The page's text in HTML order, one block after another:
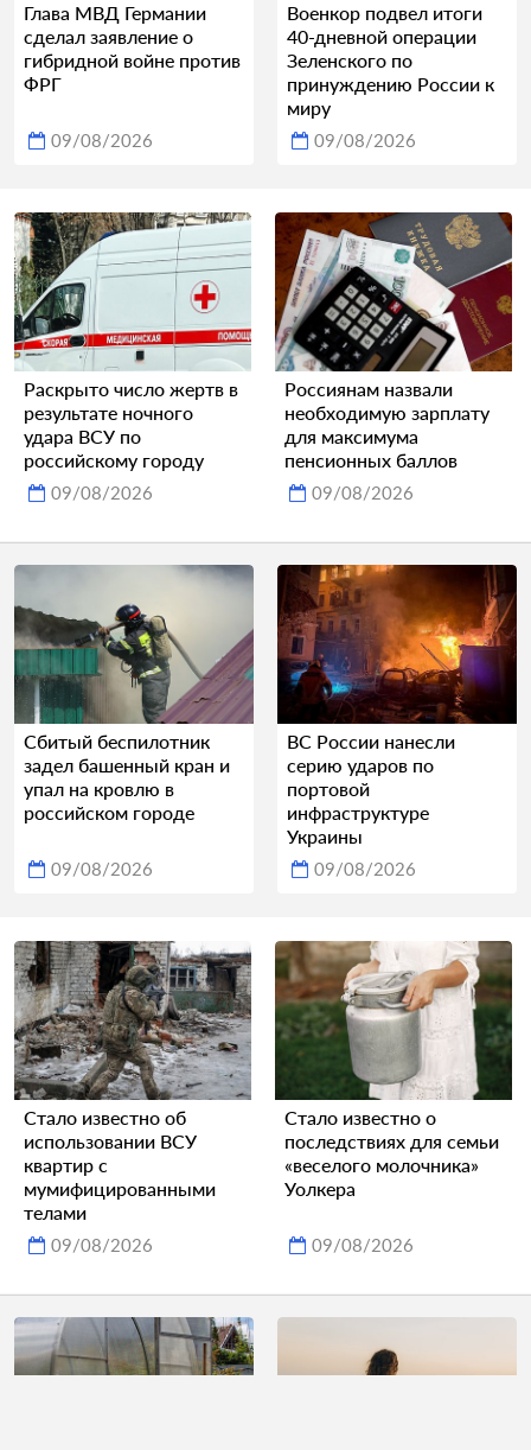
Глава МВД Германии
сделал заявление о
гибридной войне против
ФРГ
09/08/2026
Военкор подвел итоги
40-дневной операции
Зеленского по
принуждению России к
миру
09/08/2026
Раскрыто число жертв в
результате ночного
удара ВСУ по
российскому городу
09/08/2026
Россиянам назвали
необходимую зарплату
для максимума
пенсионных баллов
09/08/2026
Сбитый беспилотник
задел башенный кран и
упал на кровлю в
российском городе
09/08/2026
ВС России нанесли
серию ударов по
портовой
инфраструктуре
Украины
09/08/2026
Стало известно об
использовании ВСУ
квартир с
мумифицированными
телами
09/08/2026
Стало известно о
последствиях для семьи
«веселого молочника»
Уолкера
09/08/2026